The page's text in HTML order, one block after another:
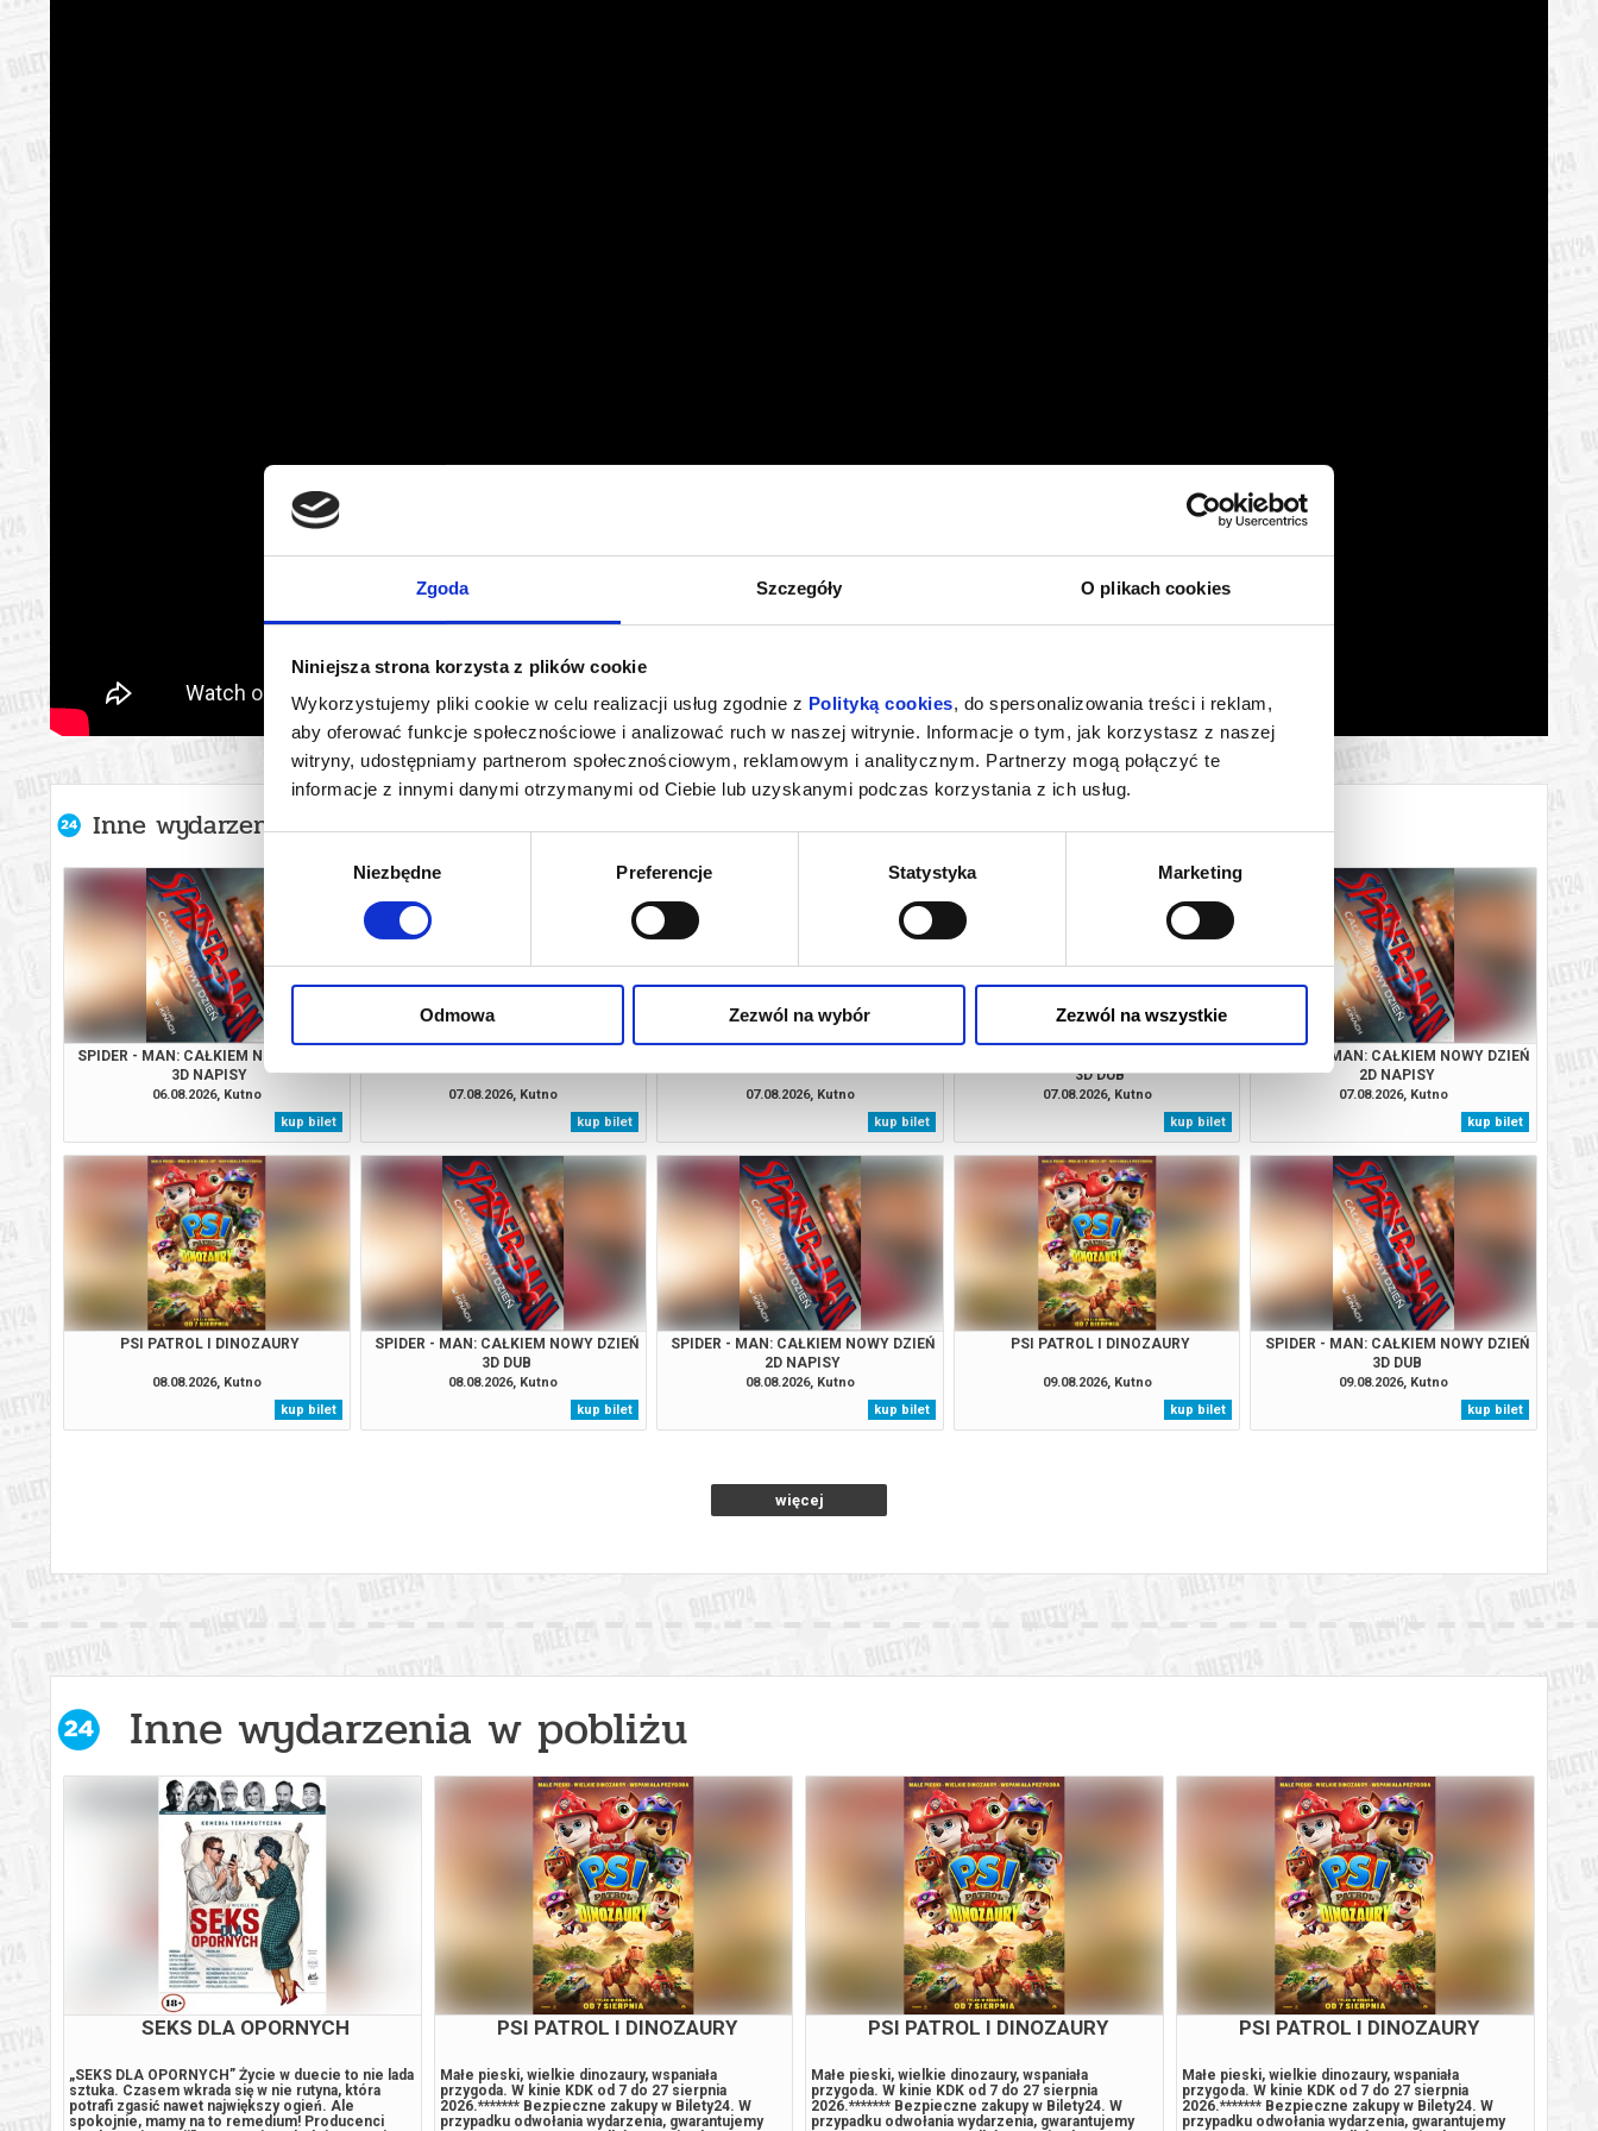
Zgoda Szczegóły O plikach cookies
Niniejsza strona korzysta z plików cookie
Wykorzystujemy pliki cookie w celu realizacji usług zgodnie z Polityką cookies, do spersonalizowania treści i reklam,
aby oferować funkcje społecznościowe i analizować ruch w naszej witrynie. Informacje o tym, jak korzystasz z naszej
witryny, udostępniamy partnerom społecznościowym, reklamowym i analitycznym. Partnerzy mogą połączyć te
informacje z innymi danymi otrzymanymi od Ciebie lub uzyskanymi podczas korzystania z ich usług.
zgody
Niezbędne Preferencje Statystyka Marketing
Odmowa Zezwól na wybór Zezwól na wszystkie
Inne wydarzenia organizatora
SPIDER - MAN: CAŁKIEM NOWY DZIEŃ
3D NAPISY
06.08.2026, Kutno
kup bilet
07.08.2026, Kutno
kup bilet
07.08.2026, Kutno
kup bilet
3D DUB
07.08.2026, Kutno
kup bilet
SPIDER - MAN: CAŁKIEM NOWY DZIEŃ
2D NAPISY
07.08.2026, Kutno
kup bilet
PSI PATROL I DINOZAURY
08.08.2026, Kutno
kup bilet
SPIDER - MAN: CAŁKIEM NOWY DZIEŃ
3D DUB
08.08.2026, Kutno
kup bilet
SPIDER - MAN: CAŁKIEM NOWY DZIEŃ
2D NAPISY
08.08.2026, Kutno
kup bilet
PSI PATROL I DINOZAURY
09.08.2026, Kutno
kup bilet
SPIDER - MAN: CAŁKIEM NOWY DZIEŃ
3D DUB
09.08.2026, Kutno
kup bilet
więcej
Inne wydarzenia w pobliżu
SEKS DLA OPORNYCH
„SEKS DLA OPORNYCH” Życie w duecie to nie lada
sztuka. Czasem wkrada się w nie rutyna, która
potrafi zgasić nawet największy ogień. Ale
spokojnie, mamy na to remedium! Producenci
PSI PATROL I DINOZAURY
Małe pieski, wielkie dinozaury, wspaniała
przygoda. W kinie KDK od 7 do 27 sierpnia
2026.******* Bezpieczne zakupy w Bilety24. W
przypadku odwołania wydarzenia, gwarantujemy
PSI PATROL I DINOZAURY
Małe pieski, wielkie dinozaury, wspaniała
przygoda. W kinie KDK od 7 do 27 sierpnia
2026.******* Bezpieczne zakupy w Bilety24. W
przypadku odwołania wydarzenia, gwarantujemy
PSI PATROL I DINOZAURY
Małe pieski, wielkie dinozaury, wspaniała
przygoda. W kinie KDK od 7 do 27 sierpnia
2026.******* Bezpieczne zakupy w Bilety24. W
przypadku odwołania wydarzenia, gwarantujemy